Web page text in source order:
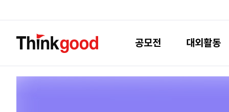
공모전 대외활동